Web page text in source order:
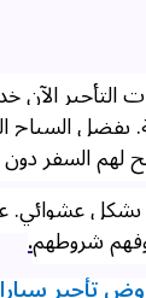
الآن
يفضل
لهم السفر
بشكل
شروطهم.